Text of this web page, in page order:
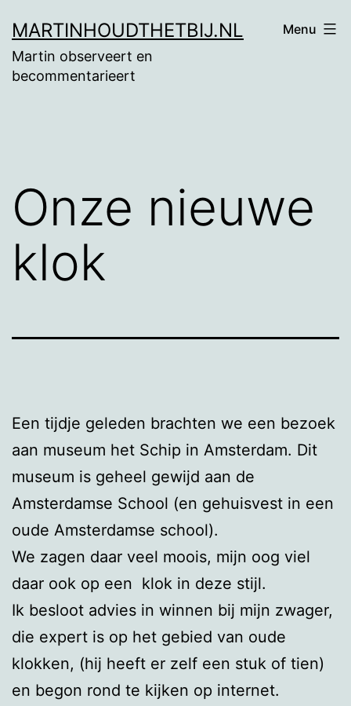
naar
de
MARTINHOUDTHETBIJ.NL
Martin observeert en
becommentarieert
Menu
Onze nieuwe
klok
Een tijdje geleden brachten we een bezoek
aan museum het Schip in Amsterdam. Dit
museum is geheel gewijd aan de
Amsterdamse School (en gehuisvest in een
oude Amsterdamse school).
We zagen daar veel moois, mijn oog viel
daar ook op een klok in deze stijl.
Ik besloot advies in winnen bij mijn zwager,
die expert is op het gebied van oude
klokken, (hij heeft er zelf een stuk of tien)
en begon rond te kijken op internet.